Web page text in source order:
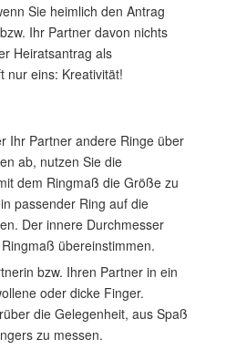
Sie heimlich den Antrag
Ihr Partner davon nichts
Heiratsantrag als
nur eins: Kreativität!
Ihr Partner andere Ringe über
ab, nutzen Sie die
dem Ringmaß die Größe zu
passender Ring auf die
Der innere Durchmesser
übereinstimmen.
bzw. Ihren Partner in ein
oder dicke Finger.
die Gelegenheit, aus Spaß
zu messen.